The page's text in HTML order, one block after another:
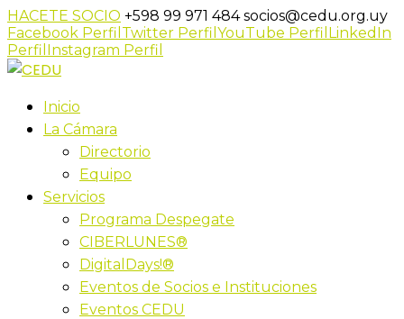
HACETE SOCIO +598 99 971 484socios@cedu.org.uy
Facebook Perfil Twitter Perfil YouTube Perfil LinkedIn
Perfil Instagram Perfil
Inicio
La Cámara
Directorio
Equipo
Servicios
Programa Despegate
CIBERLUNES®
DigitalDays!®
Eventos de Socios e Instituciones
Eventos CEDU